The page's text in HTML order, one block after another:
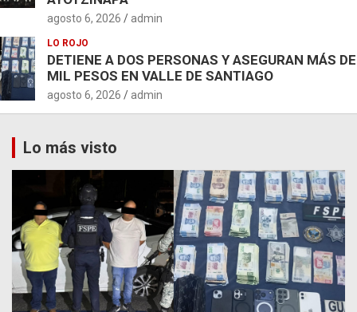
agosto 6, 2026 admin
LO ROJO
DETIENE A DOS PERSONAS Y ASEGURAN MÁS
MIL PESOS EN VALLE DE SANTIAGO
agosto 6, 2026 admin
Lo más visto